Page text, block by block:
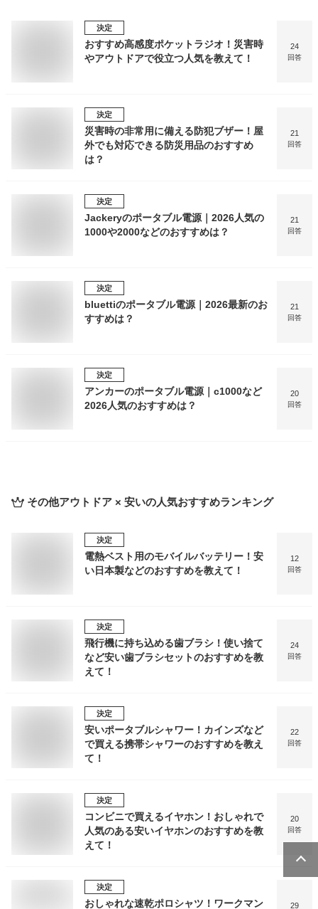
決定
おすすめ高感度ポケットラジオ！災害時
やアウトドアで役立つ人気を教えて！
24
回答
決定
災害時の非常用に備える防犯ブザー！屋
外でも対応できる防災用品のおすすめ
は？
21
回答
決定
Jackeryのポータブル電源｜2026人気の
1000や2000などのおすすめは？
21
回答
決定
bluettiのポータブル電源｜2026最新のお
すすめは？
21
回答
決定
アンカーのポータブル電源｜c1000など
2026人気のおすすめは？
20
回答
その他アウトドア × 安いの人気おすすめランキング
決定
電熱ベスト用のモバイルバッテリー！安
い日本製などのおすすめを教えて！
12
回答
決定
飛行機に持ち込める歯ブラシ！使い捨て
など安い歯ブラシセットのおすすめを教
えて！
24
回答
決定
安いポータブルシャワー！カインズなど
で買える携帯シャワーのおすすめを教え
て！
22
回答
決定
コンビニで買えるイヤホン！おしゃれで
人気のある安いイヤホンのおすすめを教
えて！
20
回答
決定
おしゃれな速乾ポロシャツ！ワークマン 29